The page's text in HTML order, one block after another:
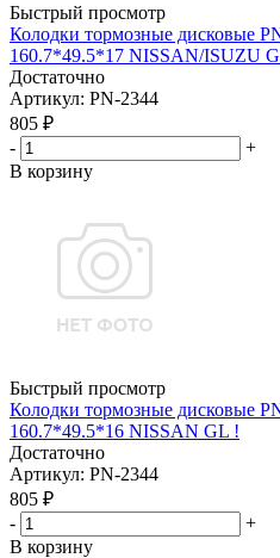
Быстрый просмотр
Колодки тормозные дисковые
160.7*49.5*17 NISSAN/ISUZU
Достаточно
Артикул: PN-2344
805 ₽
-
+
В корзину
Быстрый просмотр
Колодки тормозные дисковые
160.7*49.5*16 NISSAN GL !
Достаточно
Артикул: PN-2344
805 ₽
-
+
В корзину